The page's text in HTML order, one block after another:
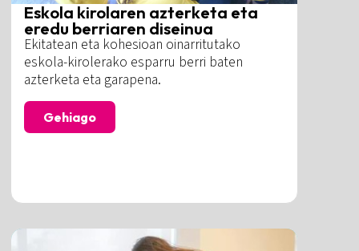
Eskola kirolaren azterketa eta
eredu berriaren diseinua
Ekitatean eta kohesioan oinarritutako
eskola-kirolerako esparru berri baten
azterketa eta garapena.
Gehiago